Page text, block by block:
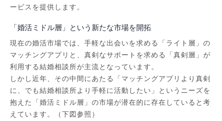
ービスを提供します。
「婚活ミドル層」という新たな市場を開拓
現在の婚活市場では、手軽な出会いを求める「ライト層」の
マッチングアプリと、真剣なサポートを求める「真剣層」が
利用する結婚相談所が主流となっています。
しかし近年、その中間にあたる「マッチングアプリより真剣
に、でも結婚相談所より手軽に活動したい」というニーズを
抱えた「婚活ミドル層」の市場が潜在的に存在していると考
えています。（下図参照）